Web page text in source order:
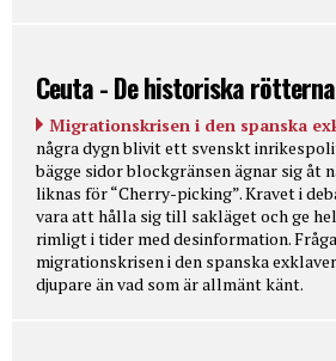
Ceuta - De historiska
Migrationskrisen i den spanska
några dygn blivit ett svenskt
bägge sidor blockgränsen ägnar sig åt
liknas för “Cherry-picking”. Kravet i
vara att hålla sig till sakläget och ge
rimligt i tider med desinformation.
migrationskrisen i den spanska
djupare än vad som är allmänt känt.